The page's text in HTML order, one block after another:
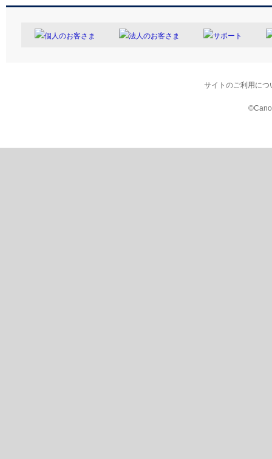
個人のお客さま 法人のお客さま サポート
サイトのご利用につ